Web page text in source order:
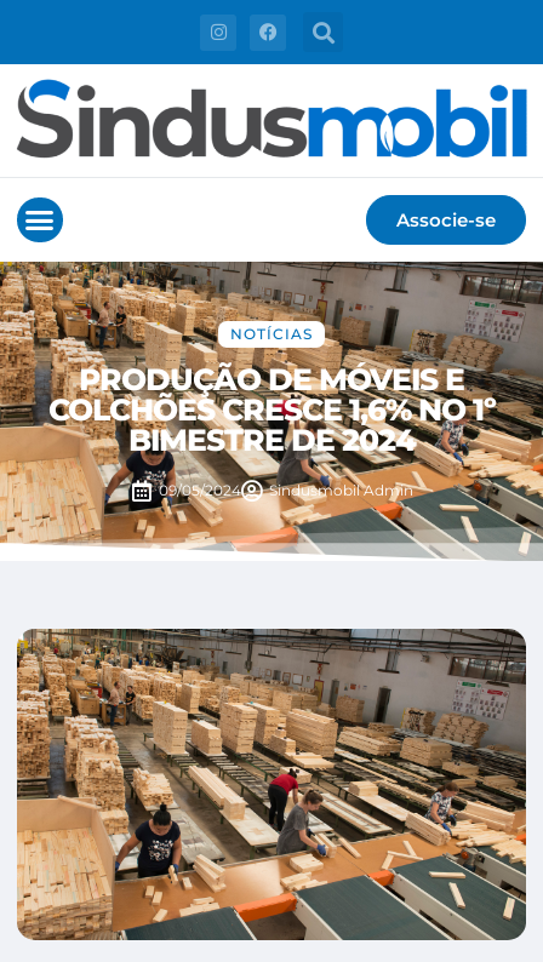
Associe-se
NOTÍCIAS
PRODUÇÃO DE MÓVEIS E
COLCHÕES CRESCE 1,6% NO 1º
BIMESTRE DE 2024
09/05/2024 SindusmobilAdmin